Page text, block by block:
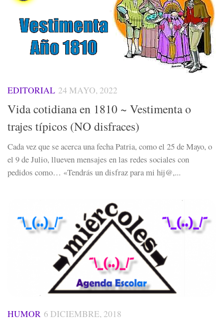
EDITORIAL 24 MAYO, 2022
Vida cotidiana en 1810 ~ Vestimenta o
trajes típicos (NO disfraces)
Cada vez que se acerca una fecha Patria, como el 25 de Mayo, o
el 9 de Julio, llueven mensajes en las redes sociales con
pedidos como… «Tendrás un disfraz para mi hij@,...
HUMOR 6 DICIEMBRE, 2018